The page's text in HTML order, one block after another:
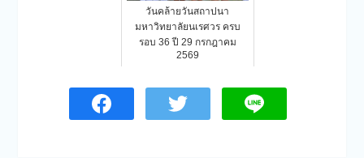
วันคล้ายวันสถาปนา
มหาวิทยาลัยนเรศวร ครบ
รอบ 36 ปี 29 กรกฎาคม
2569